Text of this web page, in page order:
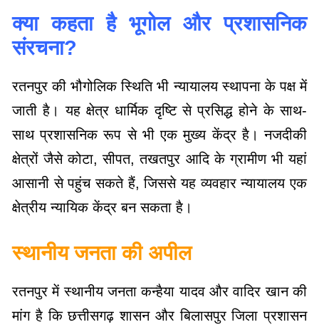
क्या कहता है भूगोल और प्रशासनिक
संरचना?
रतनपुर की भौगोलिक स्थिति भी न्यायालय स्थापना के पक्ष में
जाती है। यह क्षेत्र धार्मिक दृष्टि से प्रसिद्ध होने के साथ-
साथ प्रशासनिक रूप से भी एक मुख्य केंद्र है। नजदीकी
क्षेत्रों जैसे कोटा, सीपत, तखतपुर आदि के ग्रामीण भी यहां
आसानी से पहुंच सकते हैं, जिससे यह व्यवहार न्यायालय एक
क्षेत्रीय न्यायिक केंद्र बन सकता है।
स्थानीय जनता की अपील
रतनपुर में स्थानीय जनता कन्हैया यादव और वादिर खान की
मांग है कि छत्तीसगढ़ शासन और बिलासपुर जिला प्रशासन